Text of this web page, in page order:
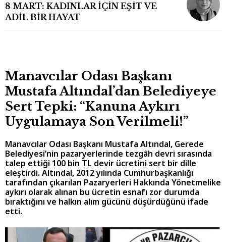
8 MART: KADINLAR İÇİN EŞİT VE
ADİL BİR HAYAT
Manavcılar Odası Başkanı
Mustafa Altındal’dan Belediyeye
Sert Tepki: “Kanuna Aykırı
Uygulamaya Son Verilmeli!”
Manavcılar Odası Başkanı Mustafa Altındal, Gerede
Belediyesi’nin pazaryerlerinde tezgâh devri sırasında
talep ettiği 100 bin TL devir ücretini sert bir dille
eleştirdi. Altındal, 2012 yılında Cumhurbaşkanlığı
tarafından çıkarılan Pazaryerleri Hakkında Yönetmelike
aykırı olarak alınan bu ücretin esnafı zor durumda
bıraktığını ve halkın alım gücünü düşürdüğünü ifade
etti.